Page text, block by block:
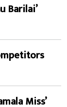
Barilai’
Miss’